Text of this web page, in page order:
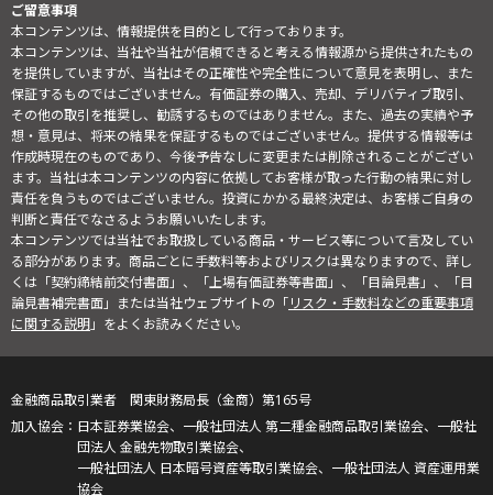
ご留意事項
本コンテンツは、情報提供を目的として行っております。
本コンテンツは、当社や当社が信頼できると考える情報源から提供されたもの
を提供していますが、当社はその正確性や完全性について意見を表明し、また
保証するものではございません。有価証券の購入、売却、デリバティブ取引、
その他の取引を推奨し、勧誘するものではありません。また、過去の実績や予
想・意見は、将来の結果を保証するものではございません。提供する情報等は
作成時現在のものであり、今後予告なしに変更または削除されることがござい
ます。当社は本コンテンツの内容に依拠してお客様が取った行動の結果に対し
責任を負うものではございません。投資にかかる最終決定は、お客様ご自身の
判断と責任でなさるようお願いいたします。
本コンテンツでは当社でお取扱している商品・サービス等について言及してい
る部分があります。商品ごとに手数料等およびリスクは異なりますので、詳し
くは「契約締結前交付書面」、「上場有価証券等書面」、「目論見書」、「目
論見書補完書面」または当社ウェブサイトの「リスク・手数料などの重要事項
に関する説明」をよくお読みください。
金融商品取引業者 関東財務局長（金商）第165号
日本証券業協会、一般社団法人 第二種金融商品取引業協会、一般社
団法人 金融先物取引業協会、
一般社団法人 日本暗号資産等取引業協会、一般社団法人 資産運用業
協会